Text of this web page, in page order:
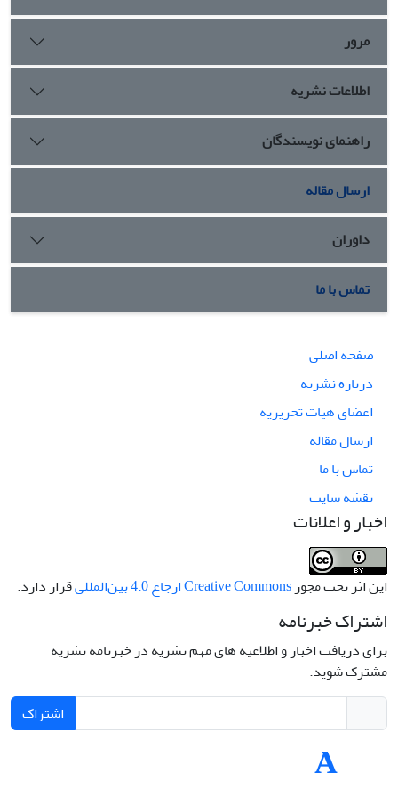
به صورت میان رشتهای با دیدگاه کلامی و حکمی، به روش توصیفی تحلیلی،
ضمن بررسی و تحلیل محتوایی حدیث مذکور و تحلیل شئون مختلف امامت،
روشن میسازد که شأن ولایت تنها شأنی است که بهعنوان حجت، به معنای
واسطه در فیض الهی، استمرار داشته و در هر زمان تنها در یک فرد از اولیای
الهی تجلی میکند و قابل تفویض به دو فرد در زمان واحد نیست.
مرور
اطلاعات نشریه
راهنمای نویسندگان
ارسال مقاله
داوران
تماس با ما
صفحه اصلی
درباره نشریه
اعضای هیات تحریریه
ارسال مقاله
تماس با ما
نقشه سایت
اخبار و اعلانات
این اثر تحت مجوزCreative Commons ارجاع 4.0 بین‌المللی قرار دارد.
اشتراک خبرنامه
برای دریافت اخبار و اطلاعیه های مهم نشریه در خبرنامه نشریه
مشترک شوید.
اشتراک